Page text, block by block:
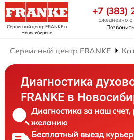
Сервисный центр FRANKEв
Новосибирске
+7 (383)
Ежедневно
Позвонить
Сервисный центр FRANKE
Диагностика
FRANKE в
Диагностика за наш счет,
желанию
Бесплатный выезд